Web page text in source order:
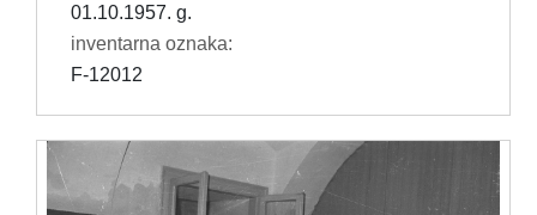
01.10.1957. g.
inventarna oznaka:
F-12012